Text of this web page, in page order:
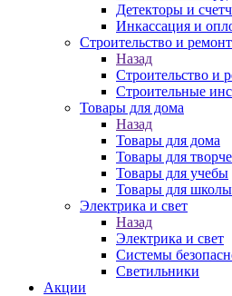
Детекторы и
Инкассация и
Строительство и ремонт
Назад
Строительство и
Строительные
Товары для дома
Назад
Товары для дома
Товары для
Товары для учебы
Товары для школы
Электрика и свет
Назад
Электрика и свет
Системы
Светильники
Акции